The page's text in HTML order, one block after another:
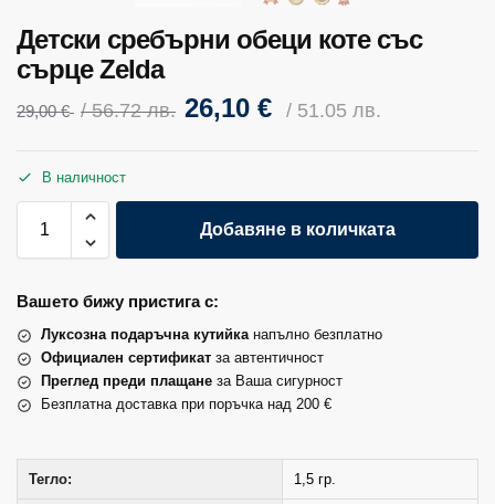
Детски сребърни обеци коте със
сърце Zelda
29,00€ / 56.72 лв. 26,10 € / 51.05 лв.
В наличност
Добавяне в количката
Вашето бижу пристига с:
Луксозна подаръчна кутийканапълно безплатно
Официален сертификат за автентичност
Преглед преди плащане за Ваша сигурност
Безплатна доставка при поръчка над 200 €
Тегло: 1,5 гр.